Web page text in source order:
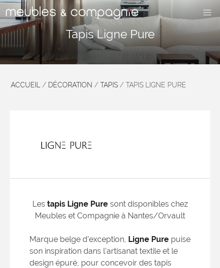
Tapis Ligne Pure
ACCUEIL / DÉCORATION / TAPIS / TAPIS LIGNE PURE
Les tapis Ligne Puresont disponibles chez
Meubles et Compagnie à Nantes/Orvault
Marque belge d’exception, Ligne Pure puise
son inspiration dans l’artisanat textile et le
design épuré, pour concevoir des tapis